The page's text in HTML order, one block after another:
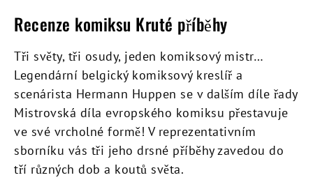
Recenze komiksu Kruté příběhy
Tři světy, tři osudy, jeden komiksový mistr…
Legendární belgický komiksový kreslíř a
scenárista Hermann Huppen se v dalším díle řady
Mistrovská díla evropského komiksu přestavuje
ve své vrcholné formě! V reprezentativním
sborníku vás tři jeho drsné příběhy zavedou do
tří různých dob a koutů světa.